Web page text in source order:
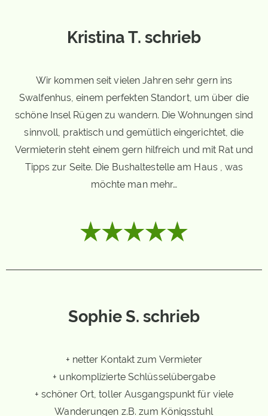
Kristina T. schrieb
Wir kommen seit vielen Jahren sehr gern ins
Swalfenhus, einem perfekten Standort, um über die
schöne Insel Rügen zu wandern. Die Wohnungen sind
sinnvoll, praktisch und gemütlich eingerichtet, die
Vermieterin steht einem gern hilfreich und mit Rat und
Tipps zur Seite. Die Bushaltestelle am Haus , was
möchte man mehr…
Sophie S. schrieb
+ netter Kontakt zum Vermieter
+ unkomplizierte Schlüsselübergabe
+ schöner Ort, toller Ausgangspunkt für viele
Wanderungen z.B. zum Königsstuhl